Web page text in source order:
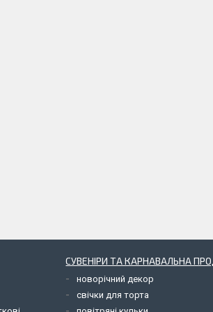
СУВЕНІРИ ТА КАРНАВАЛЬНА
новорічний декор
свічки для торта